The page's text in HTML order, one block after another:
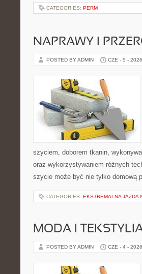
CATEGORIES: PERM
NAPRAWY I
POSTED BY ADMIN CZE - 5 - 2026
szyciem, doborem tkanin,
oraz wykorzystywaniem różnych
szycie może być nie tylko domową
CATEGORIES: EKSTREMALNA JAZDA
MODA I
POSTED BY ADMIN CZE - 4 - 2026